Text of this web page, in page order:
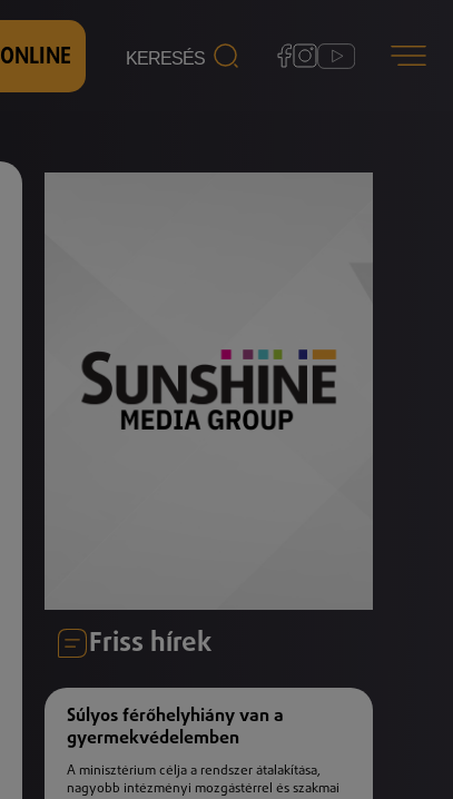
ONLINE
Friss hírek
Súlyos férőhelyhiány van a
gyermekvédelemben
A minisztérium célja a rendszer átalakítása,
nagyobb intézményi mozgástérrel és szakmai